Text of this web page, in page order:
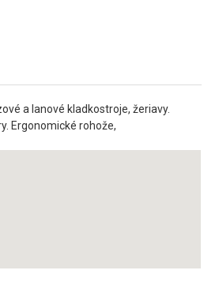
a lanové kladkostroje, žeriavy.
Ergonomické rohože,